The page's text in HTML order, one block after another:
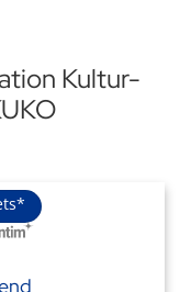
Kultur-